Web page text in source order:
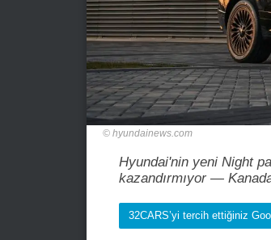
hyundainews.com
Hyundai'nin yeni Night
kazandırmıyor —
32CARS’yi tercih ettiğiniz